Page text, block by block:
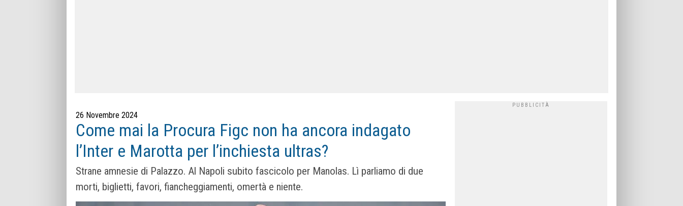
26 Novembre 2024
Come mai la Procura Figc non ha ancora indagato
l’Inter e Marotta per l’inchiesta ultras?
Strane amnesie di Palazzo. Al Napoli subito fascicolo per Manolas. Lì parliamo di due
morti, biglietti, favori, fiancheggiamenti, omertà e niente.